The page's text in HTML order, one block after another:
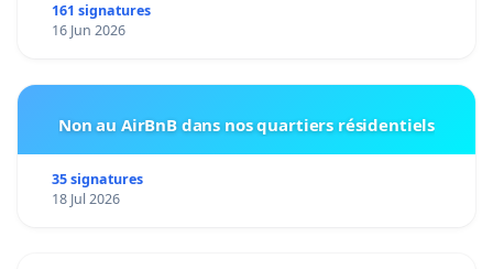
161 signatures
16 Jun 2026
Non au AirBnB dans nos quartiers résidentiels
35 signatures
18 Jul 2026